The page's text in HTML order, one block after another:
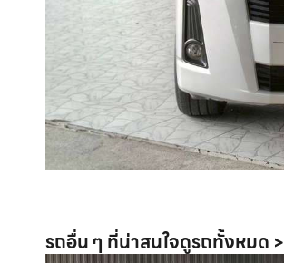
รถอื่น ๆ ที่น่าสนใจดูรถทั้งหมด >